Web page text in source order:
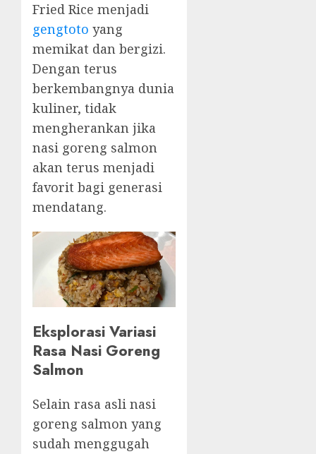
Fried Rice menjadi
gengtoto yang
memikat dan bergizi.
Dengan terus
berkembangnya dunia
kuliner, tidak
mengherankan jika
nasi goreng salmon
akan terus menjadi
favorit bagi generasi
mendatang.
Eksplorasi Variasi
Rasa Nasi Goreng
Salmon
Selain rasa asli nasi
goreng salmon yang
sudah menggugah